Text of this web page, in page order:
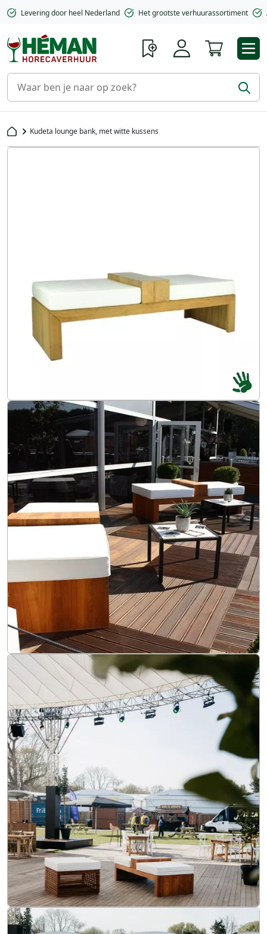
Levering door heel Nederland Het grootste verhuurassortiment
Kudeta lounge bank, met witte kussens